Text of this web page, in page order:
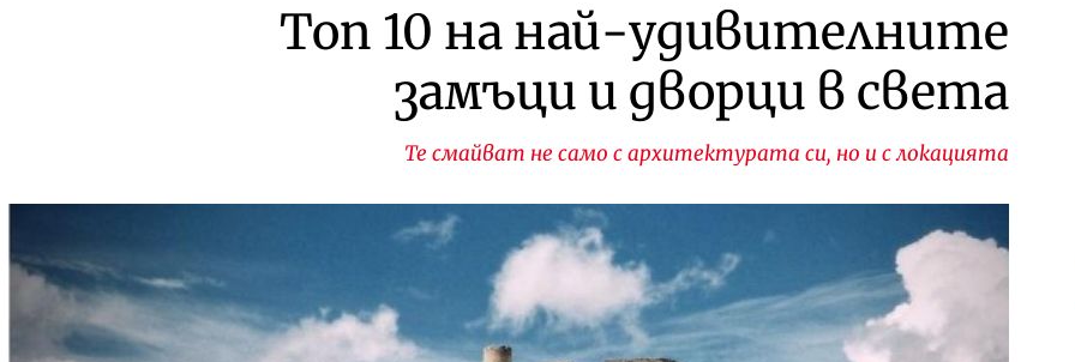
Топ 10 на най-удивителните
замъци и дворци в света
Те смайват не само с архитектурата си, но и с локацията